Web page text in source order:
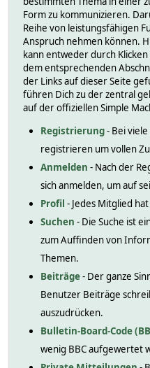
Form zu kommunizieren.
Reihe von leistungsfähigen
Anspruch nehmen können.
kann entweder durch
dem entsprechenden
der Links auf dieser Seite
führen Dich zu der zentral
auf der offiziellen Simple
Registrierung- Bei
registrieren um vollen
Anmelden - Nach der
sich anmelden, um auf
Profil - Jedes Mitglied
Suchen - Die Suche ist
zum Auffinden von
Themen.
Beiträge- Der ganze
Benutzer Beiträge
auszudrücken.
Bulletin-Board-Code
wenig BBC aufgewertet